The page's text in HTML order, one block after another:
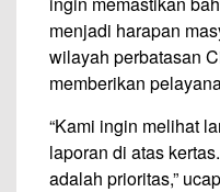
menjadi harapan
wilayah perbatasan
memberikan
“Kami ingin melihat
laporan di atas
adalah prioritas,”